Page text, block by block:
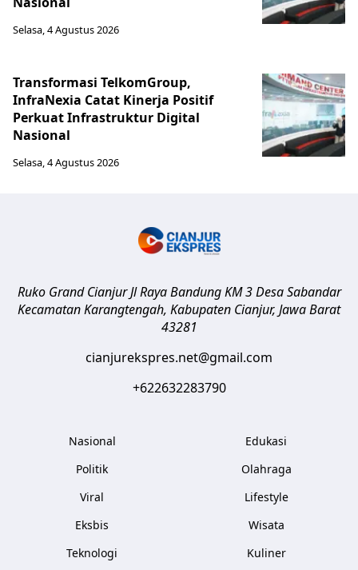
Selasa, 4 Agustus 2026
Transformasi TelkomGroup,
InfraNexia Catat Kinerja Positif
Perkuat Infrastruktur Digital
Nasional
Selasa, 4 Agustus 2026
Ruko Grand Cianjur Jl Raya Bandung KM 3 Desa Sabandar
Kecamatan Karangtengah, Kabupaten Cianjur, Jawa Barat
43281
cianjurekspres.net@gmail.com
+622632283790
Nasional
Politik
Viral
Eksbis
Teknologi
Edukasi
Olahraga
Lifestyle
Wisata
Kuliner